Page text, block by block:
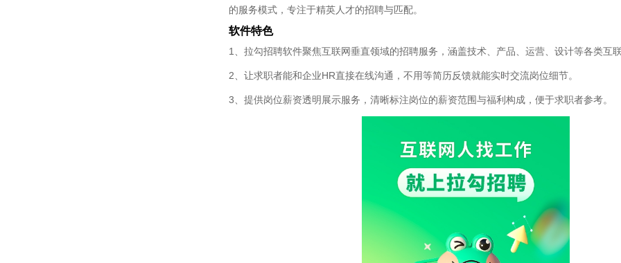
的服务模式，专注于精英人才的招聘与匹配。
软件特色
1、拉勾招聘软件聚焦互联网垂直领域的招聘服务，涵盖技术、产品、运营、设计等各类互联
2、让求职者能和企业HR直接在线沟通，不用等简历反馈就能实时交流岗位细节。
3、提供岗位薪资透明展示服务，清晰标注岗位的薪资范围与福利构成，便于求职者参考。